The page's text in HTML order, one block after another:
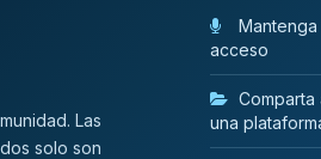
Las
solo son
acceso
una